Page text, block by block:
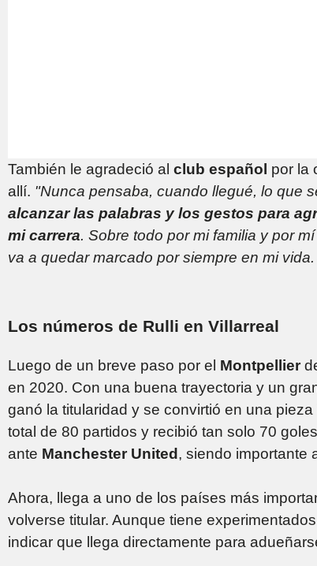
También le agradeció al club español por la
allí. "Nunca pensaba, cuando llegué, lo que
alcanzar las palabras y los gestos para
mi carrera. Sobre todo por mi familia y por
va a quedar marcado por siempre en mi
Los números de Rulli en Villarreal
Luego de un breve paso por el Montpellier
en 2020. Con una buena trayectoria y un
ganó la titularidad y se convirtió en una
total de 80 partidos y recibió tan solo 70
ante Manchester United, siendo importante
Ahora, llega a uno de los países más
volverse titular. Aunque tiene
indicar que llega directamente para